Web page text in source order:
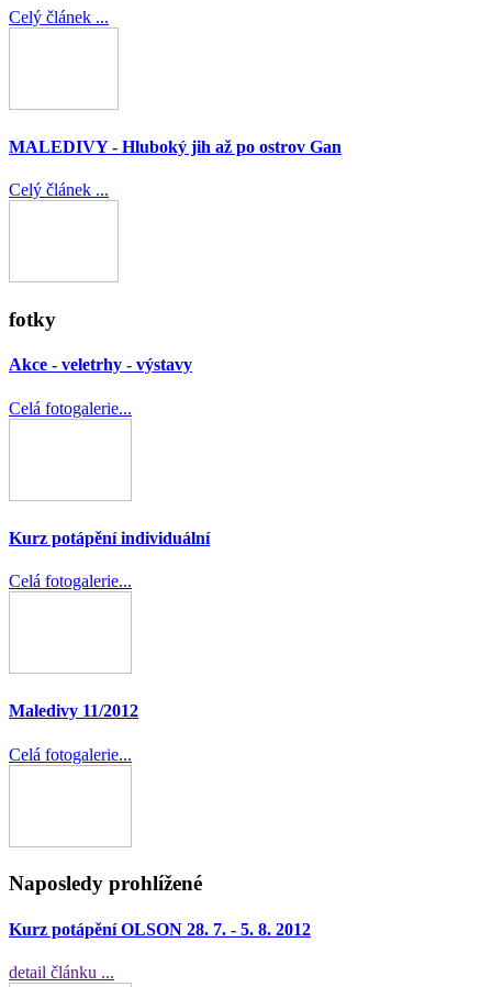
Celý článek ...
MALEDIVY - Hluboký jih až po ostrov Gan
Celý článek ...
fotky
Akce - veletrhy - výstavy
Celá fotogalerie...
Kurz potápění individuální
Celá fotogalerie...
Maledivy 11/2012
Celá fotogalerie...
Naposledy prohlížené
Kurz potápění OLSON 28. 7. - 5. 8. 2012
detail článku ...